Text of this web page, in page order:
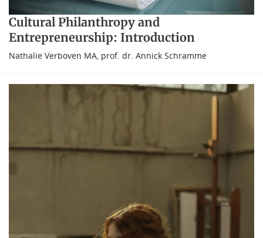
Cultural Philanthropy and
Entrepreneurship: Introduction
Nathalie Verboven MA, prof. dr. Annick Schramme